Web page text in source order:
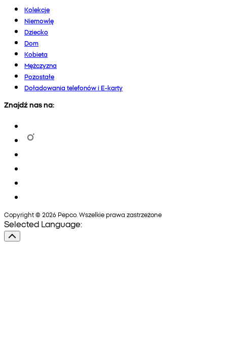
Kolekcje
Niemowlę
Dziecko
Dom
Kobieta
Mężczyzna
Pozostałe
Doładowania telefonów i E-karty
Znajdź nas na:
Copyright © 2026 Pepco. Wszelkie prawa zastrzeżone
Selected Language: